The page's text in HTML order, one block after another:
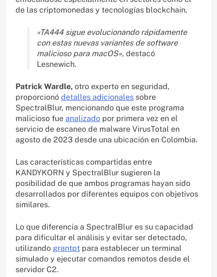
de las criptomonedas y tecnologías blockchain.
«TA444 sigue evolucionando rápidamente
con estas nuevas variantes de software
malicioso para macOS», destacó
Lesnewich.
Patrick Wardle, otro experto en seguridad,
proporcionó detalles adicionales sobre
SpectralBlur, mencionando que este programa
malicioso fue analizado por primera vez en el
servicio de escaneo de malware VirusTotal en
agosto de 2023 desde una ubicación en Colombia.
Las características compartidas entre
KANDYKORN y SpectralBlur sugieren la
posibilidad de que ambos programas hayan sido
desarrollados por diferentes equipos con objetivos
similares.
Lo que diferencia a SpectralBlur es su capacidad
para dificultar el análisis y evitar ser detectado,
utilizando grantpt para establecer un terminal
simulado y ejecutar comandos remotos desde el
servidor C2.